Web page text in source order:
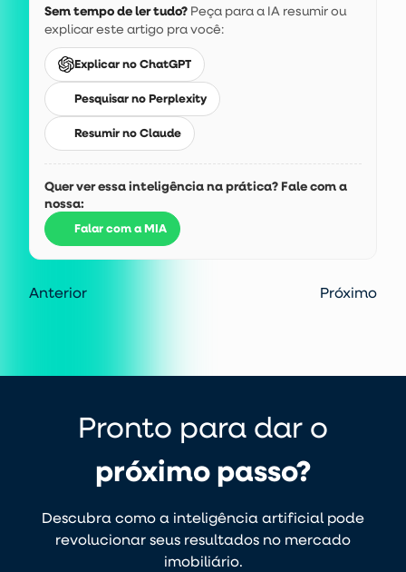
Sem tempo de ler tudo? Peça para a IA resumir ou
explicar este artigo pra você:
Explicar no ChatGPT
Pesquisar no Perplexity
Resumir no Claude
Quer ver essa inteligência na prática? Fale com a
nossa:
Falar com a MIA
Anterior Próximo
Pronto para dar o
próximo passo?
Descubra como a inteligência artificial pode
revolucionar seus resultados no mercado
imobiliário.